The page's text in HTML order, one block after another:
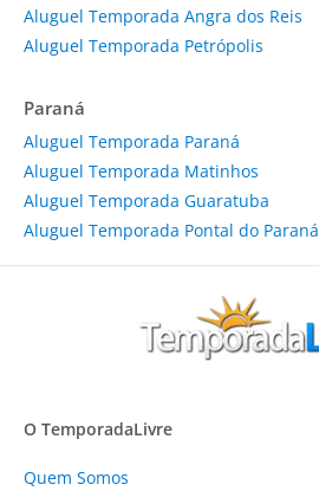
Aluguel Temporada Angra dos Reis
Aluguel Temporada Petrópolis
Paraná
Aluguel Temporada Paraná
Aluguel Temporada Matinhos
Aluguel Temporada Guaratuba
Aluguel Temporada Pontal do Paraná
O TemporadaLivre
Quem Somos